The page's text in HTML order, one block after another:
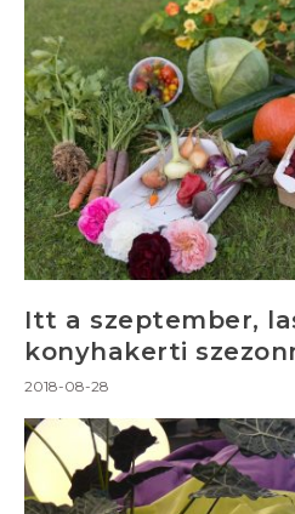
Itt a szeptember,
konyhakerti
2018-08-28